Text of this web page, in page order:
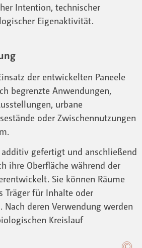
Intention, technischer
Eigenaktivität.
der entwickelten Paneele
begrenzte Anwendungen,
urbane
oder Zwischennutzungen
additiv gefertigt und anschließend
ihre Oberfläche während der
Sie können Räume
Träger für Inhalte oder
Nach deren Verwendung werden
Kreislauf